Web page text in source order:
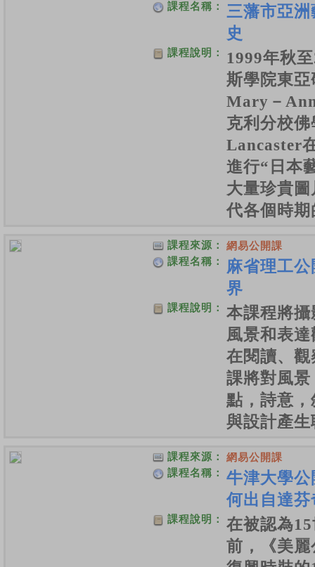
課程名稱：
三藩市亞
史
課程說明：
1999年秋
斯學院東
Mary－
克利分校
Lancaster
進行“日本
大量珍貴
代各個時
課程來源：
網易公開課
課程名稱：
麻省理工
界
課程說明：
本課程將
風景和表
在閱讀、
課將對風
點，詩意
與設計產
課程來源：
網易公開課
課程名稱：
牛津大學
何出自達芬
課程說明：
在被認為
前，《美